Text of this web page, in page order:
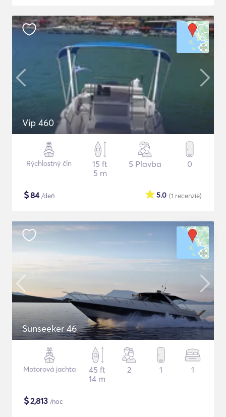
Vip 460
Rýchlostný čln
15 ft
5 m
5 Plavba 0
$84/deň (1 recenzie)
5.0
Sunseeker 46
Motorová jachta
45 ft
14 m
2 1 1
$2,813 /noc